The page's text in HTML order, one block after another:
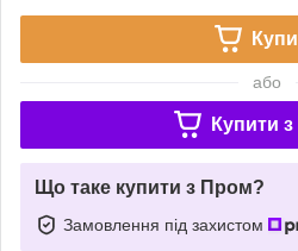
або
Купити з
Що таке купити з Пром?
Замовлення під захистом